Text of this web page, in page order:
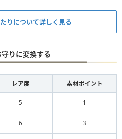
りについて詳しく見る
りに変換する
レア度 素材ポイント
5 1
6 3